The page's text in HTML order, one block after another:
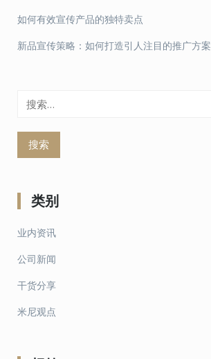
如何有效宣传产品的独特卖点
新品宣传策略：如何打造引人注目的推广方案
类别
业内资讯
公司新闻
干货分享
米尼观点